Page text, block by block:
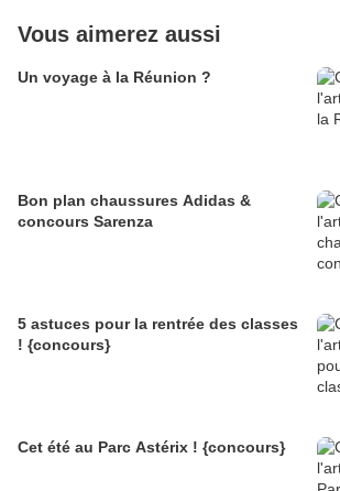
Vous aimerez aussi
Un voyage à la Réunion ?
Bon plan chaussures Adidas &
concours Sarenza
5 astuces pour la rentrée des classes
! {concours}
Cet été au Parc Astérix ! {concours}